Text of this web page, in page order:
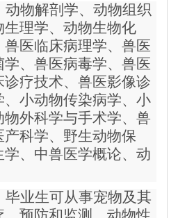
动物解剖学、动物组织
理学、动物生物化
医临床病理学、兽医
、兽医病毒学、兽医
疗技术、兽医影像诊
、小动物传染病学、小
外科学与手术学、兽
产科学、野生动物保
、中兽医学概论、动
毕业生可从事宠物及其